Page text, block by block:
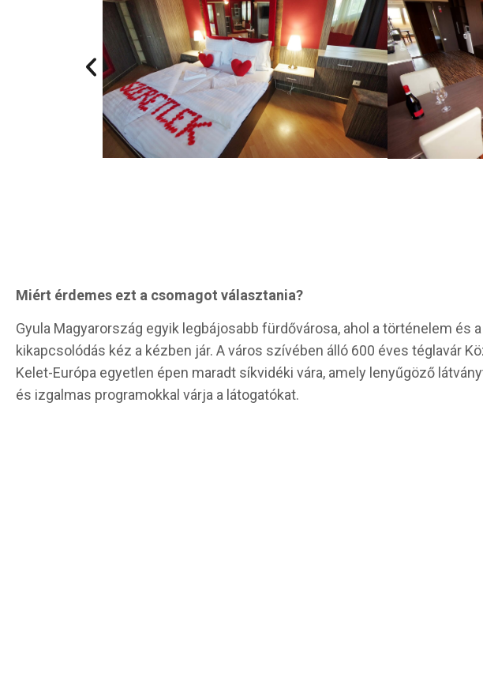
Miért érdemes ezt a csomagot választania?
Gyula Magyarország egyik legbájosabb fürdővárosa, ahol a történelem és a
kikapcsolódás kéz a kézben jár. A város szívében álló 600 éves téglavár
Kelet-Európa egyetlen épen maradt síkvidéki vára, amely lenyűgöző
és izgalmas programokkal várja a látogatókat.